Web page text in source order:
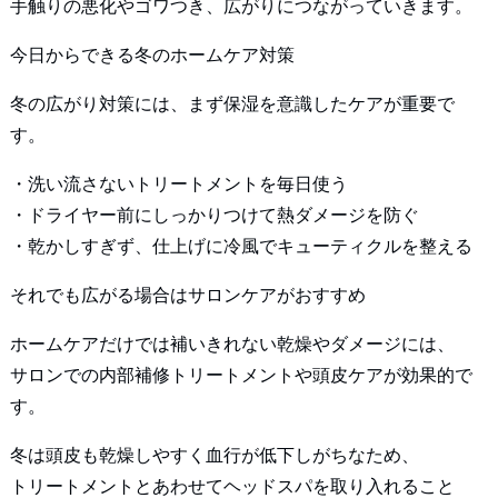
手触りの悪化やゴワつき、広がりにつながっていきます。
今日からできる冬のホームケア対策
冬の広がり対策には、まず保湿を意識したケアが重要で
す。
・洗い流さないトリートメントを毎日使う
・ドライヤー前にしっかりつけて熱ダメージを防ぐ
・乾かしすぎず、仕上げに冷風でキューティクルを整える
それでも広がる場合はサロンケアがおすすめ
ホームケアだけでは補いきれない乾燥やダメージには、
サロンでの内部補修トリートメントや頭皮ケアが効果的で
す。
冬は頭皮も乾燥しやすく血行が低下しがちなため、
トリートメントとあわせてヘッドスパを取り入れること